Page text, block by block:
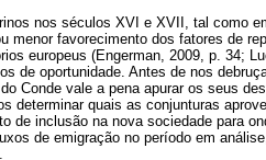
nos séculos XVI e XVII, tal como
menor favorecimento dos fatores de
europeus (Engerman, 2009, p. 34;
de oportunidade. Antes de nos
Conde vale a pena apurar os seus
determinar quais as conjunturas
de inclusão na nova sociedade para
de emigração no período em